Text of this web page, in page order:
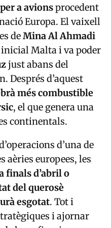
a avionsprocedent
Europa. El vaixell
deMina Al Ahmadi
Malta i va poder
just abans del
Després d’aquest
més combustible
, el que genera una
continentals.
d’una de
aèries europees, les
finals d’abril o
del querosè
esgotat. Tot i
i ajornar